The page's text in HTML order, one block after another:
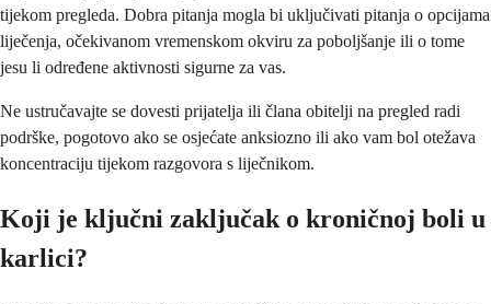
tijekom pregleda. Dobra pitanja mogla bi uključivati pitanja o opcijama
liječenja, očekivanom vremenskom okviru za poboljšanje ili o tome
jesu li određene aktivnosti sigurne za vas.
Ne ustručavajte se dovesti prijatelja ili člana obitelji na pregled radi
podrške, pogotovo ako se osjećate anksiozno ili ako vam bol otežava
koncentraciju tijekom razgovora s liječnikom.
Koji je ključni zaključak o kroničnoj boli u
karlici?